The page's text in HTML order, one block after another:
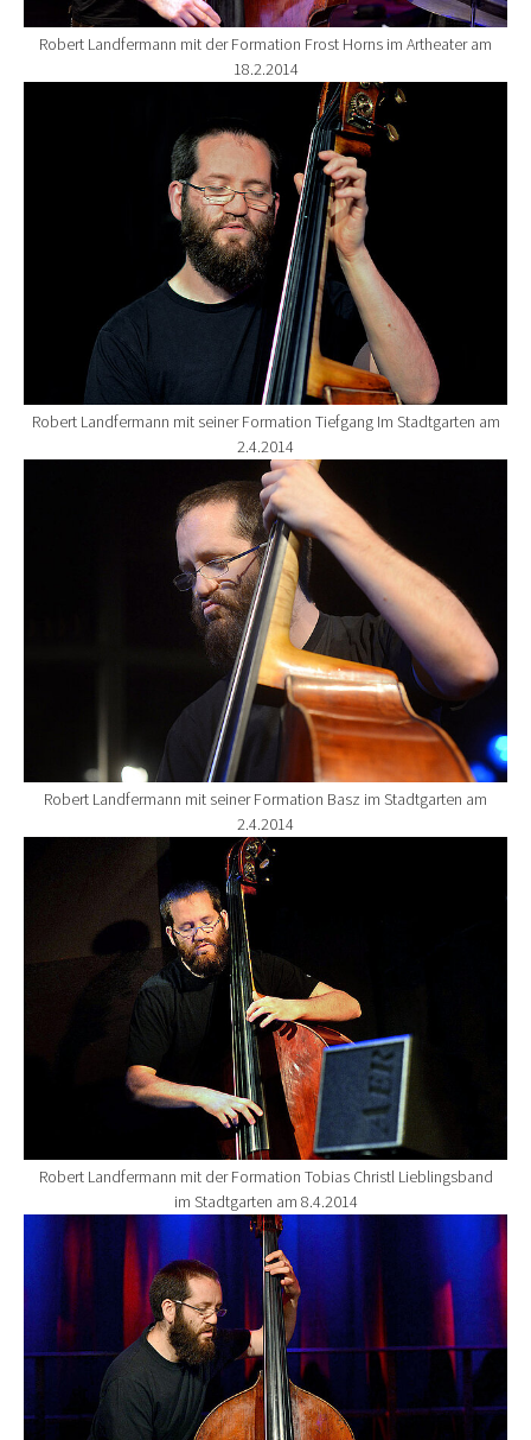
Robert Landfermann mit der Formation Frost Horns im Artheater am
18.2.2014
Robert Landfermann mit seiner Formation Tiefgang Im Stadtgarten am
2.4.2014
Show larger version for:
Robert Landfermann mit seiner Formation Basz im Stadtgarten am
2.4.2014
Show larger version for:
Robert Landfermann mit der Formation Tobias Christl Lieblingsband
im Stadtgarten am 8.4.2014
Show larger version for: